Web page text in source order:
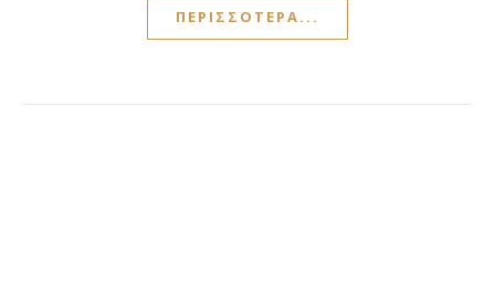
ΠΕΡΙΣΣΌΤΕΡΑ...